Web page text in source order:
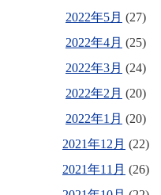
2022年5月 (27)
2022年4月 (25)
2022年3月 (24)
2022年2月 (20)
2022年1月 (20)
2021年12月 (22)
2021年11月 (26)